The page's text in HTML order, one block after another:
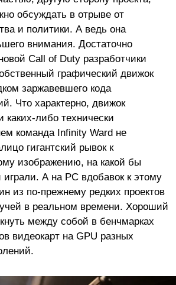
обсуждать в отрыве от
и политики. А ведь она
внимания. Достаточно
Call of Duty разработчики
графический движок
заржавевшего кода
Что характерно, движок
либо технически
команда Infinity Ward не
гигантский рывок к
изображению, на какой бы
А на PC вдобавок к этому
из по-прежнему редких проектов
в реальном времени. Хороший
между собой в бенчмарках
видеокарт на GPU разных